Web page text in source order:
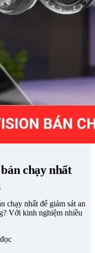
chạy nhất​
chạy nhất để giám sát an
Với kinh nghiệm nhiều